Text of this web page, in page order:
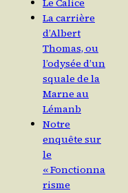
Le Calice
La carrière
d’Albert
Thomas, ou
l’odysée d’un
squale de la
Marne au
Lémanb
Notre
enquête sur
le
« Fonctionna
risme